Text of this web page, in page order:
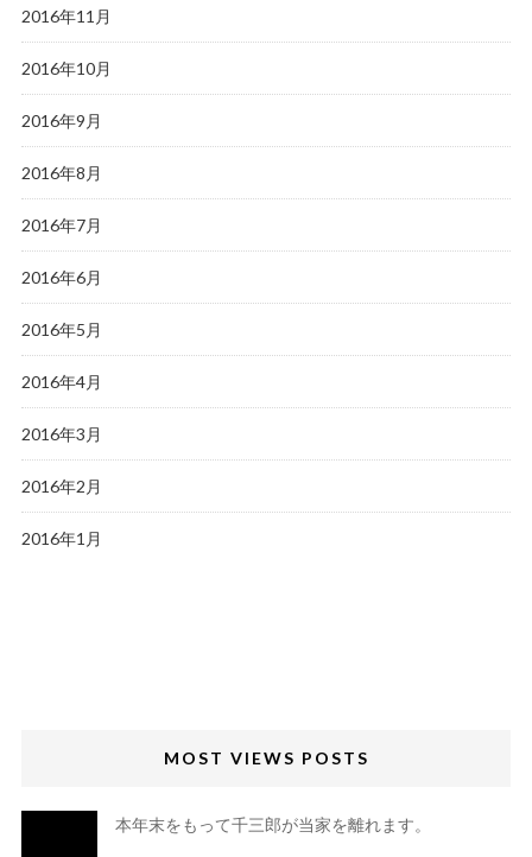
2016年11月
2016年10月
2016年9月
2016年8月
2016年7月
2016年6月
2016年5月
2016年4月
2016年3月
2016年2月
2016年1月
MOST VIEWS POSTS
本年末をもって千三郎が当家を離れます。